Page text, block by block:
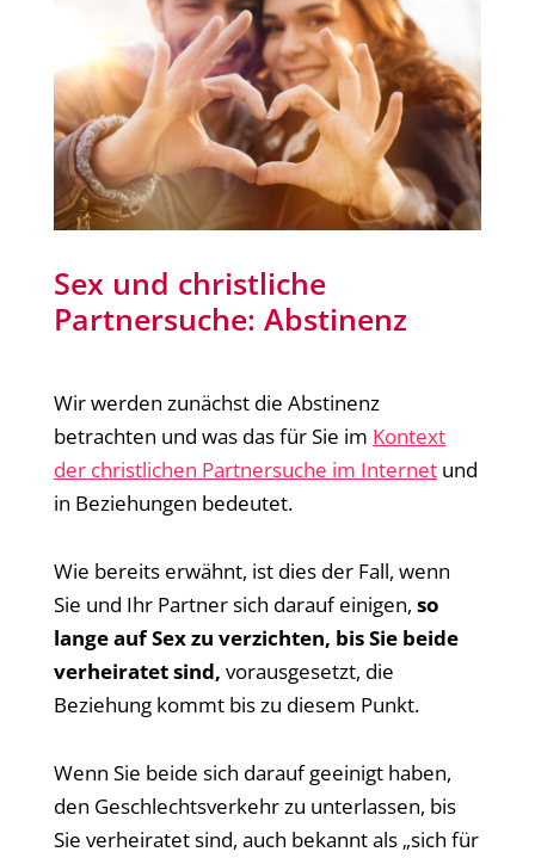
Sex und christliche
Partnersuche: Abstinenz
Wir werden zunächst die Abstinenz
betrachten und was das für Sie im Kontext
der christlichen Partnersuche im Internet und
in Beziehungen bedeutet.
Wie bereits erwähnt, ist dies der Fall, wenn
Sie und Ihr Partner sich darauf einigen, so
lange auf Sex zu verzichten, bis Sie beide
verheiratet sind, vorausgesetzt, die
Beziehung kommt bis zu diesem Punkt.
Wenn Sie beide sich darauf geeinigt haben,
den Geschlechtsverkehr zu unterlassen, bis
Sie verheiratet sind, auch bekannt als „sich für